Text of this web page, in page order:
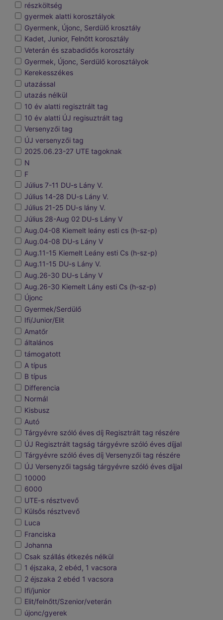
részköltség
gyermek alatti korosztályok
Gyermenk, Újonc, Serdülő krosztály
Kadet, Junior, Felnőtt korosztály
Veterán és szabadidős korosztály
Gyermek, Újonc, Serdülő korosztályok
Kerekesszékes
utazással
utazás nélkül
10 év alatti regisztrált tag
10 év alatti ÚJ regisuztrált tag
Versenyzői tag
ÚJ versenyzői tag
2025.06.23-27 UTE tagoknak
N
F
Július 7-11 DU-s Lány V.
Július 14-28 DU-s Lány V.
Július 21-25 DU-s lány V.
Július 28-Aug 02 DU-s Lány V
Aug.04-08 Kiemelt leány esti cs (h-sz-p)
Aug.04-08 DU-s Lány V
Aug.11-15 Kiemelt Leány esti Cs (h-sz-p)
Aug.11-15 DU-s Lány V.
Aug.26-30 DU-s Lány V
Aug.26-30 Kiemelt Lány esti Cs (h-sz-p)
Újonc
Gyermek/Serdülő
Ifi/Junior/Elit
Amatőr
általános
támogatott
A típus
B típus
Differencia
Normál
Kisbusz
Autó
Tárgyévre szóló éves díj Regisztrált tag részére
ÚJ Regisztrált tagság tárgyévre szóló éves díjjal
Tárgyévre szóló éves díj Versenyzői tag részére
ÚJ Versenyzői tagság tárgyévre szóló éves díjjal
10000
6000
UTE-s résztvevő
Külsős résztvevő
Luca
Franciska
Johanna
Csak szállás étkezés nélkül
1 éjszaka, 2 ebéd, 1 vacsora
2 éjszaka 2 ebéd 1 vacsora
Ifi/junior
Elit/felnőtt/Szenior/veterán
újonc/gyerek